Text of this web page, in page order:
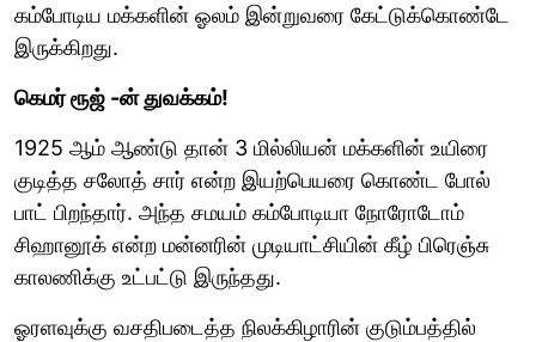
கம்போடிய மக்களின் ஓலம் இன்றுவரை கேட்டுக்கொண்டே
இருக்கிறது.
கெமர் ரூஜ் -ன் துவக்கம்!
1925 ஆம் ஆண்டு தான் 3 மில்லியன் மக்களின் உயிரை
குடித்த சலோத் சார் என்ற இயற்பெயரை கொண்ட போல்
பாட் பிறந்தார். அந்த சமயம் கம்போடியா நோரோடோம்
சிஹானூக் என்ற மன்னரின் முடியாட்சியின் கீழ் பிரெஞ்சு
காலணிக்கு உட்பட்டு இருந்தது.
ஓரளவுக்கு வசதிபடைத்த நிலக்கிழாரின் குடும்பத்தில்